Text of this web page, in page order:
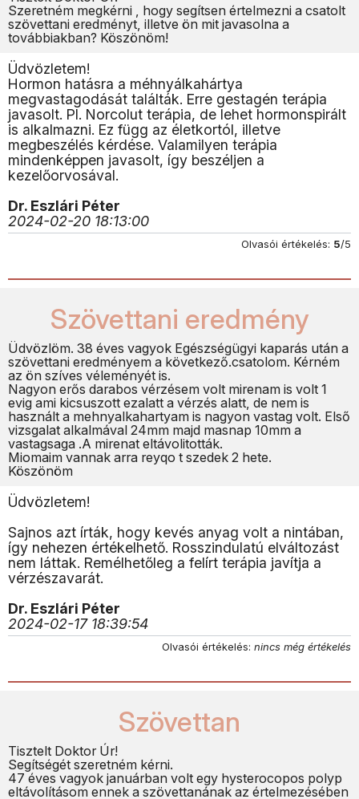
Szeretném megkérni , hogy segítsen értelmezni a csatolt
szövettani eredményt, illetve ön mit javasolna a
továbbiakban? Köszönöm!
Üdvözletem!
Hormon hatásra a méhnyálkahártya
megvastagodását találták. Erre gestagén terápia
javasolt. Pl. Norcolut terápia, de lehet hormonspirált
is alkalmazni. Ez függ az életkortól, illetve
megbeszélés kérdése. Valamilyen terápia
mindenképpen javasolt, így beszéljen a
kezelőorvosával.
Dr. Eszlári Péter
2024-02-20 18:13:00
Olvasói értékelés: 5/5
Szövettani eredmény
Üdvözlöm. 38 éves vagyok Egészségügyi kaparás után a
szövettani eredményem a következő.csatolom. Kérném
az ön szíves véleményét is.
Nagyon erős darabos vérzésem volt mirenam is volt 1
evig ami kicsuszott ezalatt a vérzés alatt, de nem is
használt a mehnyalkahartyam is nagyon vastag volt. Első
vizsgalat alkalmával 24mm majd masnap 10mm a
vastagsaga .A mirenat eltávolitották.
Miomaim vannak arra reyqo t szedek 2 hete.
Köszönöm
Üdvözletem!
Sajnos azt írták, hogy kevés anyag volt a nintában,
így nehezen értékelhető. Rosszindulatú elváltozást
nem láttak. Remélhetőleg a felírt terápia javítja a
vérzészavarát.
Dr. Eszlári Péter
2024-02-17 18:39:54
Olvasói értékelés: nincs még értékelés
Szövettan
Tisztelt Doktor Úr!
Segítségét szeretném kérni.
47 éves vagyok januárban volt egy hysterocopos polyp
eltávolításom ennek a szövettanának az értelmezésében